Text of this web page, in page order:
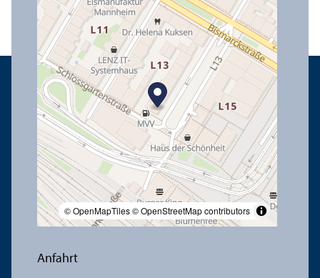
© OpenMapTiles© OpenStreetMap contributors
Anfahrt